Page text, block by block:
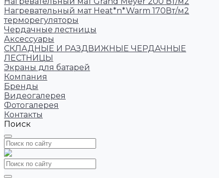
Нагревательный мат Heat*n*Warm 170Вт/м2
терморегуляторы
Чердачные лестницы
Аксессуары
СКЛАДНЫЕ И РАЗДВИЖНЫЕ ЧЕРДАЧНЫЕ
ЛЕСТНИЦЫ
Экраны для батарей
Компания
Бренды
Видеогалерея
Фотогалерея
Контакты
Поиск